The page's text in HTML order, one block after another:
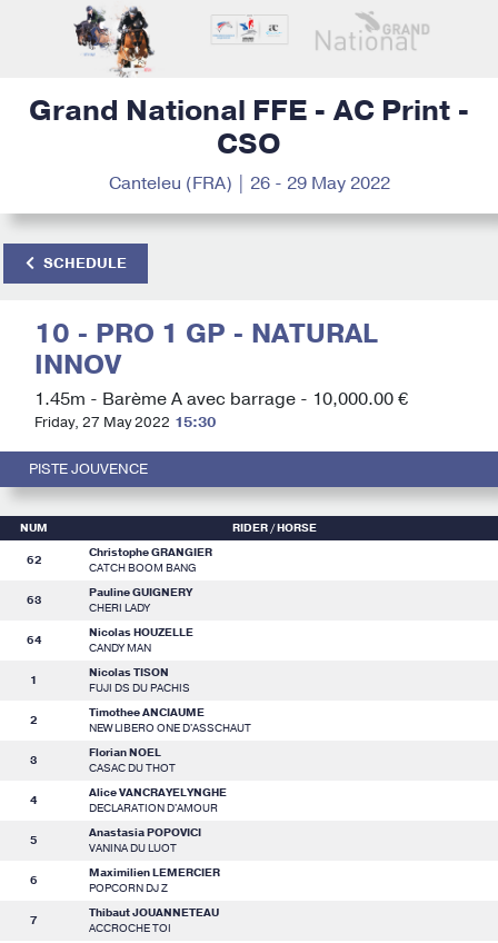
Grand National FFE - AC Print -
CSO
Canteleu (FRA) | 26 - 29 May 2022
SCHEDULE
10 - PRO 1 GP - NATURAL
INNOV
1.45m - Barème A avec barrage - 10,000.00 €
Friday, 27 May 2022 15:30
PISTE JOUVENCE
NUM RIDER/ HORSE
62
Christophe GRANGIER
CATCH BOOM BANG
63
Pauline GUIGNERY
CHERI LADY
64
Nicolas HOUZELLE
CANDY MAN
1
Nicolas TISON
FUJI DS DU PACHIS
2
Timothee ANCIAUME
NEW LIBERO ONE D'ASSCHAUT
3
Florian NOEL
CASAC DU THOT
4
Alice VANCRAYELYNGHE
DECLARATION D'AMOUR
5
Anastasia POPOVICI
VANINA DU LUOT
6
Maximilien LEMERCIER
POPCORN DJ Z
7
Thibaut JOUANNETEAU
ACCROCHE TOI